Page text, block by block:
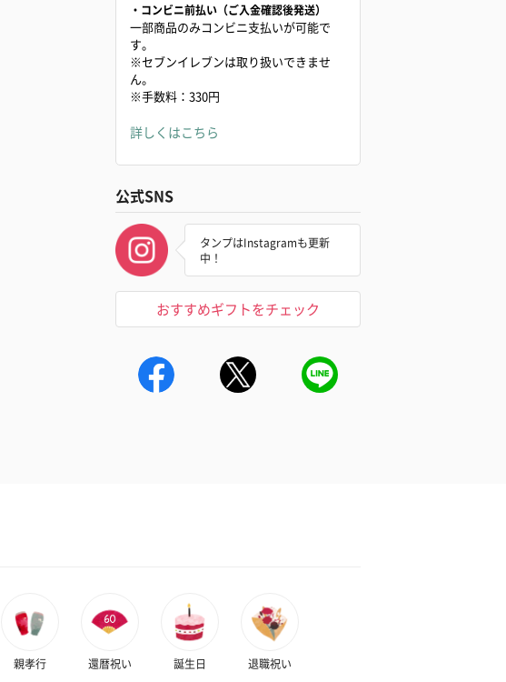
・コンビニ前払い（ご入金確認後発送）
一部商品のみコンビニ支払いが可能で
す。
※セブンイレブンは取り扱いできませ
ん。
※手数料：330円
詳しくはこちら
公式SNS
タンプはInstagramも更新
中！
おすすめギフトをチェック
親孝行 還暦祝い 誕生日 退職祝い